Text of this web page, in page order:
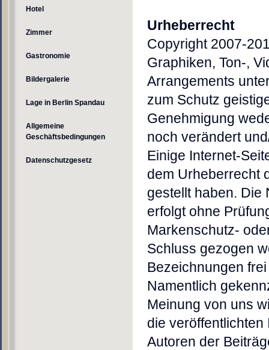
Hotel
Zimmer
Gastronomie
Bildergalerie
Lage in Berlin Spandau
Allgemeine
Geschäftsbedingungen
Datenschutzgesetz
Urheberrecht
Copyright 2007-
Graphiken, Ton-,
Arrangements
zum Schutz
Genehmigung
noch verändert
Einige Internet-
dem Urheberrecht
gestellt haben. Die
erfolgt ohne
Markenschutz-
Schluss gezogen
Bezeichnungen
Namentlich
Meinung von uns
die
Autoren der